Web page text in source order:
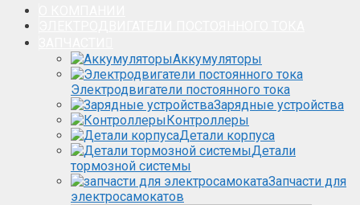
Аккумуляторы
Электродвигатели постоянного тока
Зарядные устройства
Контроллеры
Детали корпуса
Детали
тормозной системы
Запчасти для
электросамокатов